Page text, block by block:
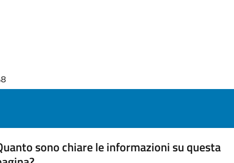
sono chiare le informazioni su questa